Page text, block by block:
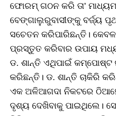
ଫୋରମ୍‌ ଗଠନ କରି ତା’
ବେଙ୍ଗାଲୁରୁବାସୀଙ୍କୁ ବର୍ଜ୍ୟ
ସଚେତନ କରିପାରିଛନ୍ତି।
ପ୍ରସ୍ତୁତ କରିବାର ଉପାୟ
ଡ. ଶାନ୍ତି ଏଥିପାଇଁ କମ୍ପୋଷ୍ଟ
କରିଛନ୍ତି। ଡ. ଶାନ୍ତି ଚାକିରି
ଏକ ଅଳିଆଗଦା ନିକଟରେ
ଦୃଶ୍ୟ ଦେଖିବାକୁ ପାଇଥିଲେ।